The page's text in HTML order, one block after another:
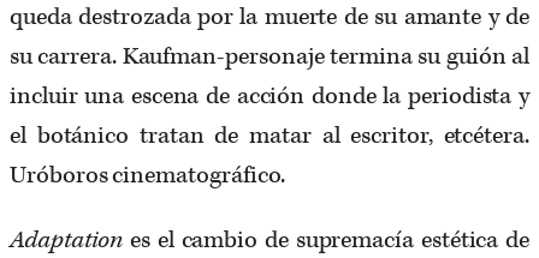
queda destrozada por la muerte de su amante y de
su carrera. Kaufman-personaje termina su guión al
incluir una escena de acción donde la periodista y
el botánico tratan de matar al escritor, etcétera.
Uróboros cinematográfico.
Adaptation es el cambio de supremacía estética de